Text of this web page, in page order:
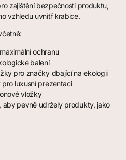
zajištění bezpečnosti produktu,
vzhledu uvnitř krabice.
ochranu
balení
pro značky dbající na ekologii
luxusní prezentaci
vložky
pevně udržely produkty, jako